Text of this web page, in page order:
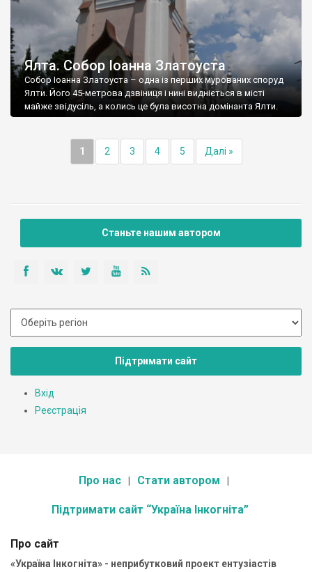
Ялта. Собор Іоанна Златоуста
Собор Іоанна Златоуста – одна із перших мурованих споруд
Ялти. Його 45-метрова дзвіниця і нині видніється в місті
майже звідусіль, а колись це була висотна домінанта Ялти.
1 2 3 4 5 Далі »
Станьте нашим автором
Підтримати сайт
Вхід
Реєстрація
Про нас Стати автором
Підтримати сайт “Україна Інкогніта”
Про сайт
«Україна Інкогніта» - неприбутковий проект ентузіастів